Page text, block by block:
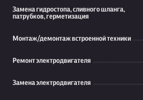
Замена гидростопа, сливного шланга,
патрубков, герметизация
Монтаж/демонтаж встроенной техники
Ремонт электродвигателя
Замена электродвигателя